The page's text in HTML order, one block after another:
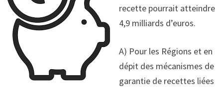
recette pourrait atteindre
4,9 milliards d’euros.
A) Pour les Régions et en
dépit des mécanismes de
garantie de recettes liées